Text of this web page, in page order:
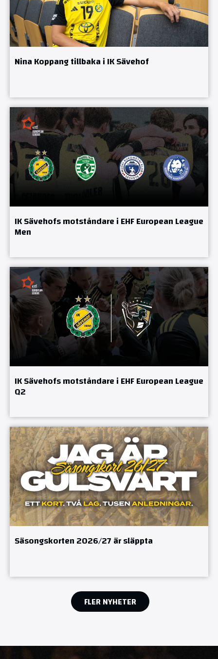
Nina Koppang tillbaka i IK Sävehof
IK Sävehofs motståndare i EHF European League
Men
IK Sävehofs motståndare i EHF European League
Q2
Säsongskorten 2026/27 är släppta
FLER NYHETER